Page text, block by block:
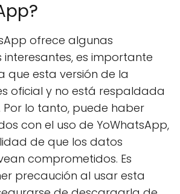
ofrece algunas
es importante
que esta versión de la
oficial y no está respaldada
Por lo tanto, puede haber
con el uso de YoWhatsApp,
de que los datos
comprometidos. Es
precaución al usar esta